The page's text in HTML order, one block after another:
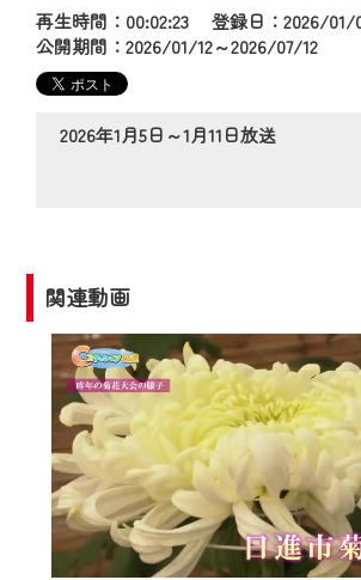
再生時間：00:02:23 登録日：2026/
公開期間：2026/01/12～2026/07/12
2026年1月5日～1月11日放送
関連動画
【変更点】
◆デザイン変更により、お住
の動画コンテンツが一目瞭然。
◆当社アプリやＰＣブラウザ
でも・どこでも・外出先でも！
2024年9月24日からはご加入者
ビス向上のため、
『CCNet Web TV』を利用い
一部コンテンツを除き、
CCNetサービスへの加入と『
ページ※』へのログインが必
す。
何卒、ご理解ご了承の程よろ
いたします。